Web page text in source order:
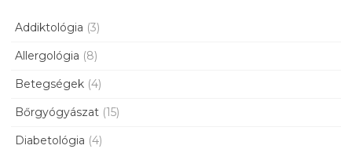
Addiktológia (3)
Allergológia (8)
Betegségek (4)
Bőrgyógyászat (15)
Diabetológia (4)